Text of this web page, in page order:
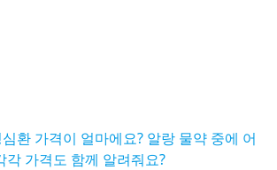
환 가격이 얼마에요? 알랑 물약 중에 어
각 가격도 함께 알려줘요?